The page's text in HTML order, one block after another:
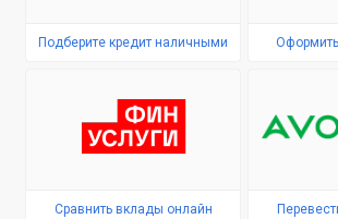
Подберите кредит наличными
Сравнить вклады онлайн